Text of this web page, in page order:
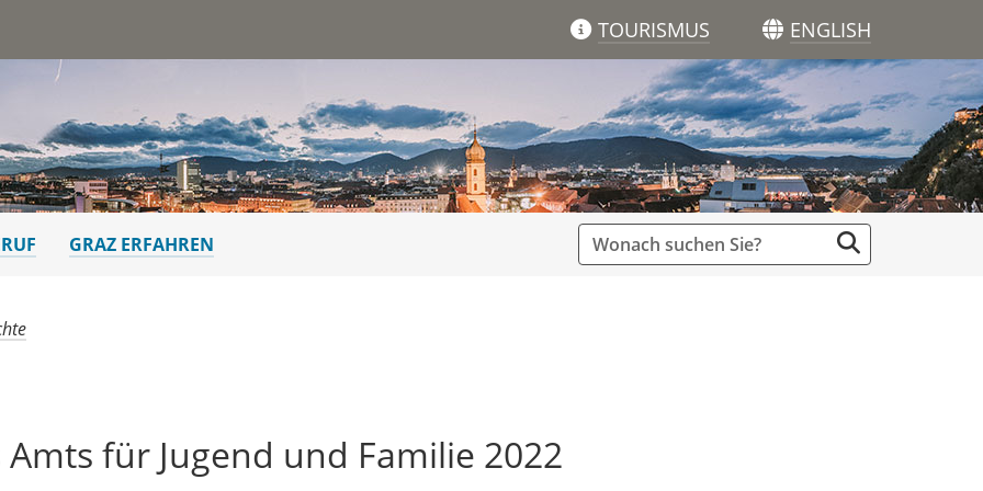
TOURISMUS ENGLISH
GRAZ ERFAHREN
für Jugend und Familie 2022